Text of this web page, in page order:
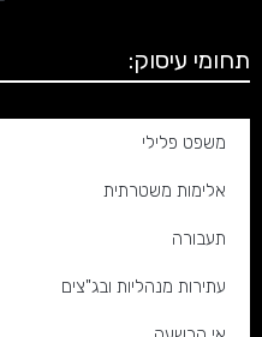
תחומי עיסוק:
משפט פלילי
אלימות משטרתית
תעבורה
עתירות מנהליות ובג"צים